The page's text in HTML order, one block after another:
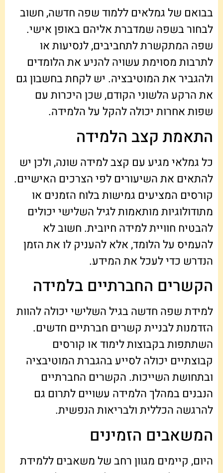
בבואם של גמלאים ללמוד שפה חדשה, חשוב
לבחור בשפה שמדברת אליהם באופן אישי.
שפה המתקשרת לתחביבים, לנסיעות או
לתרבות מסוימת עשויה להניע את הלומדים
ולהגביר את המוטיבציה. יש לקחת בחשבון גם
את הרקע הלשוני הקודם, שכן היכרות עם
שפות אחרות יכולה להקל על הלמידה.
התאמת קצב הלמידה
כל גמלאי מגיע עם קצב למידה שונה, ולכן יש
להתאים את השיעורים לפי הצרכים האישיים.
קורסים המציעים גמישות בלוח הזמנים או
מתודולוגיות מותאמות לגיל השלישי יכולים
להבטיח חוויית למידה חיובית. חשוב לא
להעמיס על הלומד, אלא להעניק לו את הזמן
הנדרש כדי לעכל את המידע.
הקשרים החברתיים בלמידה
למידת שפה חדשה בגיל השלישי יכולה להוות
הזדמנות לבניית קשרים חברתיים חדשים.
השתתפות בקבוצות לימוד או קורסים
קבוצתיים יכולה לסייע בהגברת המוטיבציה
ובתחושת השייכות. הקשרים החברתיים
הנבנים במהלך הלמידה עשויים לתרום גם
להרגשה הכללית ולבריאות הנפשית.
המשאבים הזמינים
היום, קיימים מגוון רחב של משאבים ללמידת